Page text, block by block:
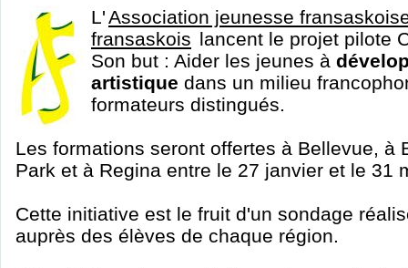
L'Association jeunesse
fransaskois lancent le projet pilote
Son but : Aider les jeunes à
artistique dans un milieu
formateurs distingués.
Les formations seront offertes à Bellevue, à
Park et à Regina entre le 27 janvier et le 31
Cette initiative est le fruit d'un sondage
auprès des élèves de chaque région.